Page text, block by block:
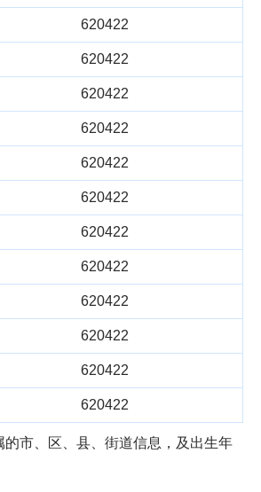
620422
620422
620422
620422
620422
620422
620422
620422
620422
620422
620422
620422
市、区、县、街道信息，及出生年